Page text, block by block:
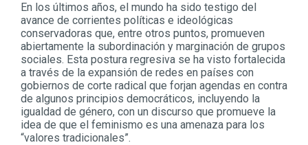
En los últimos años, el mundo ha sido testigo del
avance de corrientes políticas e ideológicas
conservadoras que, entre otros puntos, promueven
abiertamente la subordinación y marginación de grupos
sociales. Esta postura regresiva se ha visto fortalecida
a través de la expansión de redes en países con
gobiernos de corte radical que forjan agendas en contra
de algunos principios democráticos, incluyendo la
igualdad de género, con un discurso que promueve la
idea de que el feminismo es una amenaza para los
“valores tradicionales”.